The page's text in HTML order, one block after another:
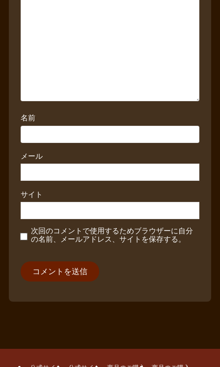
名前
メール
サイト
次回のコメントで使用するためブラウザーに自分
の名前、メールアドレス、サイトを保存する。